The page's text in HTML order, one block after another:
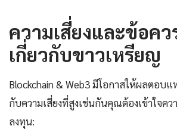
ความเสี่ยงและข้อคว
เกี่ยวกับขาวเหรียญ
Blockchain & Web3 มีโอกาสให้ผลตอบ
กับความเสี่ยงที่สูงเช่นกันคุณต้องเข้าใจคว
ลงทุน: